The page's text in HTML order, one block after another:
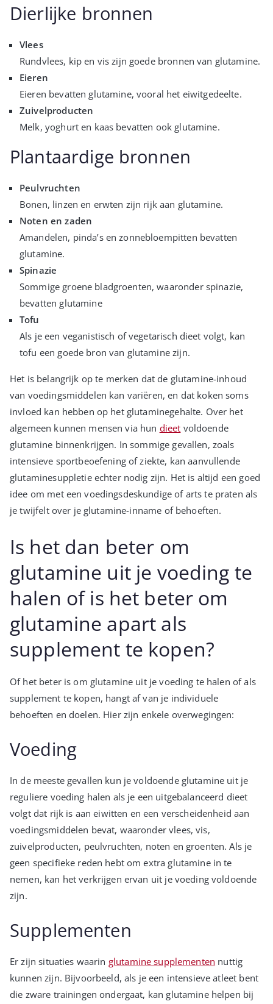
Dierlijke bronnen
Vlees
Rundvlees, kip en vis zijn goede bronnen van glutamine.
Eieren
Eieren bevatten glutamine, vooral het eiwitgedeelte.
Zuivelproducten
Melk, yoghurt en kaas bevatten ook glutamine.
Plantaardige bronnen
Peulvruchten
Bonen, linzen en erwten zijn rijk aan glutamine.
Noten en zaden
Amandelen, pinda’s en zonnebloempitten bevatten
glutamine.
Spinazie
Sommige groene bladgroenten, waaronder spinazie,
bevatten glutamine
Tofu
Als je een veganistisch of vegetarisch dieet volgt, kan
tofu een goede bron van glutamine zijn.
Het is belangrijk op te merken dat de glutamine-inhoud
van voedingsmiddelen kan variëren, en dat koken soms
invloed kan hebben op het glutaminegehalte. Over het
algemeen kunnen mensen via hun dieet voldoende
glutamine binnenkrijgen. In sommige gevallen, zoals
intensieve sportbeoefening of ziekte, kan aanvullende
glutaminesuppletie echter nodig zijn. Het is altijd een goed
idee om met een voedingsdeskundige of arts te praten als
je twijfelt over je glutamine-inname of behoeften.
Is het dan beter om
glutamine uit je voeding te
halen of is het beter om
glutamine apart als
supplement te kopen?
Of het beter is om glutamine uit je voeding te halen of als
supplement te kopen, hangt af van je individuele
behoeften en doelen. Hier zijn enkele overwegingen:
Voeding
In de meeste gevallen kun je voldoende glutamine uit je
reguliere voeding halen als je een uitgebalanceerd dieet
volgt dat rijk is aan eiwitten en een verscheidenheid aan
voedingsmiddelen bevat, waaronder vlees, vis,
zuivelproducten, peulvruchten, noten en groenten. Als je
geen specifieke reden hebt om extra glutamine in te
nemen, kan het verkrijgen ervan uit je voeding voldoende
zijn.
Supplementen
Er zijn situaties waarin glutamine supplementen nuttig
kunnen zijn. Bijvoorbeeld, als je een intensieve atleet bent
die zware trainingen ondergaat, kan glutamine helpen bij